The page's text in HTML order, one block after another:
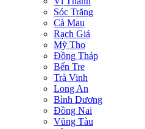
Sóc Trăng
Cà Mau
Rạch Giá
Mỹ Tho
Đồng Tháp
Bến Tre
Trà Vinh
Long An
Bình Dương
Đồng Nai
Vũng Tàu